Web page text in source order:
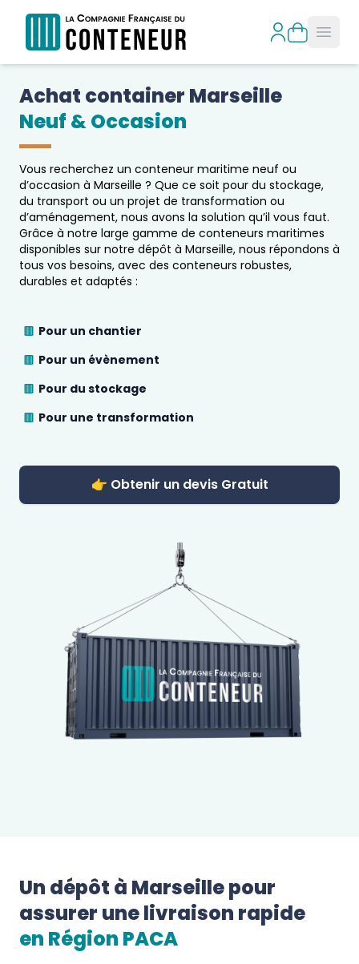
Achat container Marseille
Neuf & Occasion
Vous recherchez un conteneur maritime neuf ou
d’occasion à Marseille ? Que ce soit pour du stockage,
du transport ou un projet de transformation ou
d’aménagement, nous avons la solution qu’il vous faut.
Grâce à notre large gamme de conteneurs maritimes
disponibles sur notre dépôt à Marseille, nous répondons à
tous vos besoins, avec des conteneurs robustes,
durables et adaptés :
Pour un chantier
Pour un évènement
Pour du stockage
Pour une transformation
👉 Obtenir un devis Gratuit
Un dépôt à Marseille pour
assurer une livraison rapide
en Région PACA